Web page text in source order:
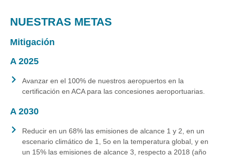
NUESTRAS METAS
Mitigación
A 2025
Avanzar en el 100% de nuestros aeropuertos en la
certificación en ACA para las concesiones aeroportuarias.
A 2030
Reducir en un 68% las emisiones de alcance 1 y 2, en un
escenario climático de 1, 5o en la temperatura global, y en
un 15% las emisiones de alcance 3, respecto a 2018 (año